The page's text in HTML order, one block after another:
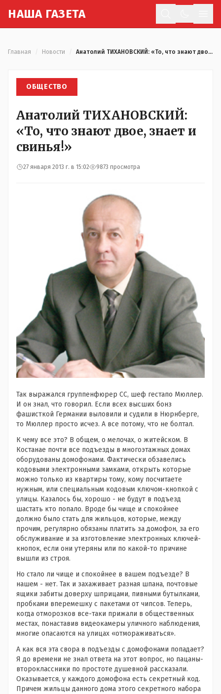
НАША ГАЗЕТА
Главная Новости Анатолий ТИХАНОВСКИЙ: «То, что знают двое, знает и свинья!»
ОБЩЕСТВО
Анатолий ТИХАНОВСКИЙ:
«То, что знают двое, знает и
свинья!»
27 января 2013 г. в 15:02 9873 просмотра
Так выражался группенфюрер СС, шеф гестапо Мюллер.
И он знал, что говорил. Если всех высших бонз
фашисткой Германии выловили и судили в Нюрнберге,
то Мюллер просто исчез. А все потому, что не болтал.
К чему все это? В общем, о мелочах, о житейском. В
Костанае почти все подъезды в многоэтажных домах
оборудованы домофонами. Фактически обзавелись
кодовыми электронными замками, открыть которые
можно только из квартиры тому, кому посчитаете
нужным, или специальным кодовым ключом-кнопкой с
улицы. Казалось бы, хорошо - не будут в подъезд
шастать кто попало. Вроде бы чище и спокойнее
должно было стать для жильцов, которые, между
прочим, регулярно обязаны платить за домофон, за его
обслуживание и за изготовление электронных ключей-
кнопок, если они утеряны или по какой-то причине
вышли из строя.
Но стало ли чище и спокойнее в вашем подъезде? В
нашем - нет. Так и захаживает разная шпана, почтовые
ящики забиты доверху шприцами, пивными бутылками,
пробками вперемешку с пакетами от чипсов. Теперь,
когда отморозков все-таки прижали в общественных
местах, понаставив видеокамеры уличного наблюдения,
многие опасаются на улицах «отмораживаться».
А как вся эта свора в подъезды с домофонами попадает?
Я до времени не знал ответа на этот вопрос, но пацаны-
второклассники по простоте душевной рассказали.
Оказывается, у каждого домофона есть секретный код.
Причем жильцы данного дома этого секретного набора